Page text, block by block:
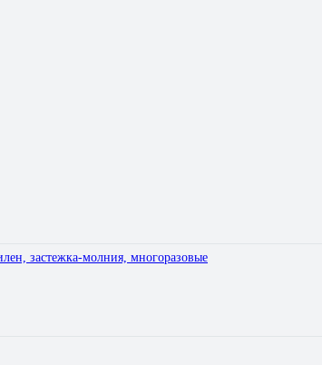
застежка-молния, многоразовые